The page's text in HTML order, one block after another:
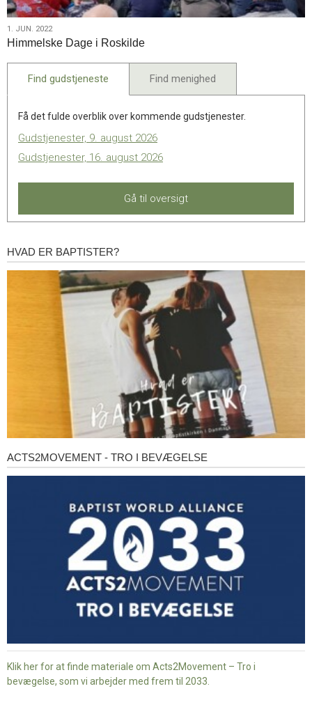
1.
jun.
2022
1. JUN. 2022
Himmelske Dage i Roskilde
Find gudstjeneste Find menighed
Få det fulde overblik over kommende gudstjenester.
Gudstjenester, 9. august 2026
Gudstjenester, 16. august 2026
Gå til oversigt
Hvad
er
HVAD ER BAPTISTER?
Acts2Movement
-
ACTS2MOVEMENT - TRO I BEVÆGELSE
Klik her for at finde materiale om Acts2Movement – Tro i
bevægelse, som vi arbejder med frem til 2033.